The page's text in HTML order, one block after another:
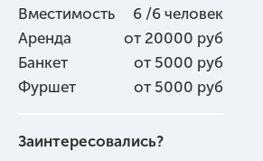
Вместимость
6 /6 человек
Аренда
от 20000 руб
Банкет
от 5000 руб
Фуршет
от 5000 руб
Заинтересовались?